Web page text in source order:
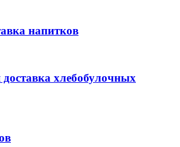
напитков
хлебобулочных